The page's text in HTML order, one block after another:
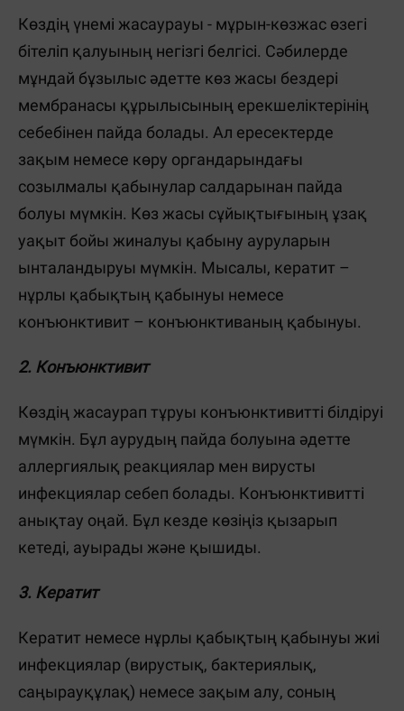
Көздің үнемі жасаурауы - мұрын-көзжас өзегі
бітеліп қалуының негізгі белгісі. Сәбилерде
мұндай бұзылыс әдетте көз жасы бездері
мембранасы құрылысының ерекшеліктерінің
себебінен пайда болады. Ал ересектерде
зақым немесе көру органдарындағы
созылмалы қабынулар салдарынан пайда
болуы мүмкін. Көз жасы сұйықтығының ұзақ
уақыт бойы жиналуы қабыну ауруларын
ынталандыруы мүмкін. Мысалы, кератит –
нұрлы қабықтың қабынуы немесе
конъюнктивит – конъюнктиваның қабынуы.
2. Конъюнктивит
Көздің жасаурап тұруы конъюнктивитті білдіруі
мүмкін. Бұл аурудың пайда болуына әдетте
аллергиялық реакциялар мен вирусты
инфекциялар себеп болады. Конъюнктивитті
анықтау оңай. Бұл кезде көзіңіз қызарып
кетеді, ауырады және қышиды.
3. Кератит
Кератит немесе нұрлы қабықтың қабынуы жиі
инфекциялар (вирустық, бактериялық,
саңырауқұлақ) немесе зақым алу, соның